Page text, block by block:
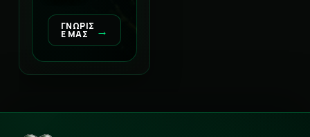
ΓΝΩΡΙΣ
Ε ΜΑΣ →